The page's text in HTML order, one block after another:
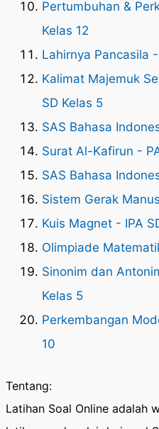
Pertumbuhan &
Kelas 12
Lahirnya Pancasila
Kalimat Majemuk
SD Kelas 5
SAS Bahasa
Surat Al-Kafirun -
SAS Bahasa
Sistem Gerak
Kuis Magnet - IPA
Olimpiade
Sinonim dan
Kelas 5
Perkembangan
10
Tentang:
Latihan Soal Online adalah